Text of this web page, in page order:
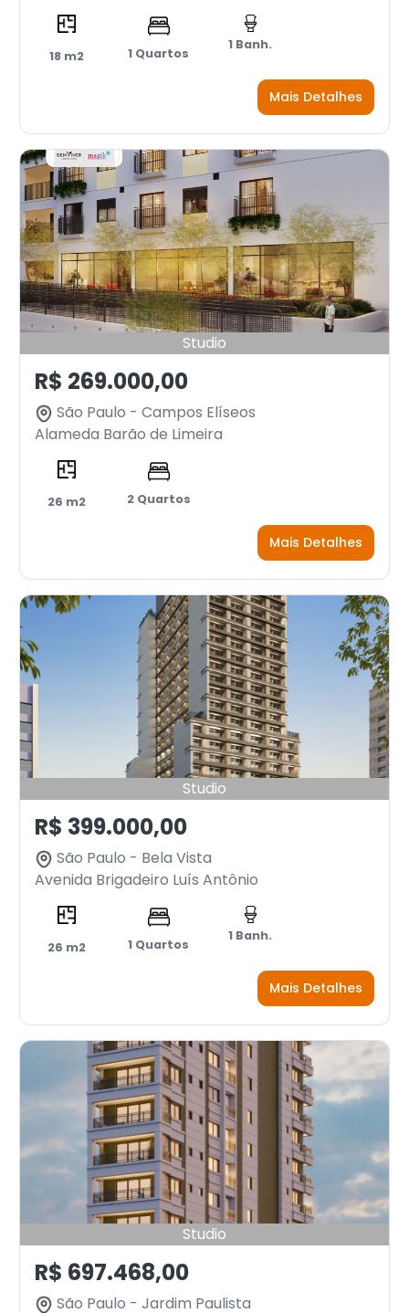
18 m2 1 Quartos
1 Banh.
Mais Detalhes
Studio
R$ 269.000,00
São Paulo - Campos Elíseos
Alameda Barão de Limeira
26 m2 2 Quartos
Mais Detalhes
Studio
R$ 399.000,00
São Paulo - Bela Vista
Avenida Brigadeiro Luís Antônio
26 m2 1 Quartos
1 Banh.
Mais Detalhes
Studio
R$ 697.468,00
São Paulo - Jardim Paulista